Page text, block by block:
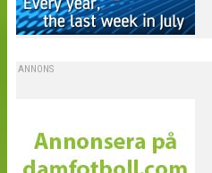
ANNONS